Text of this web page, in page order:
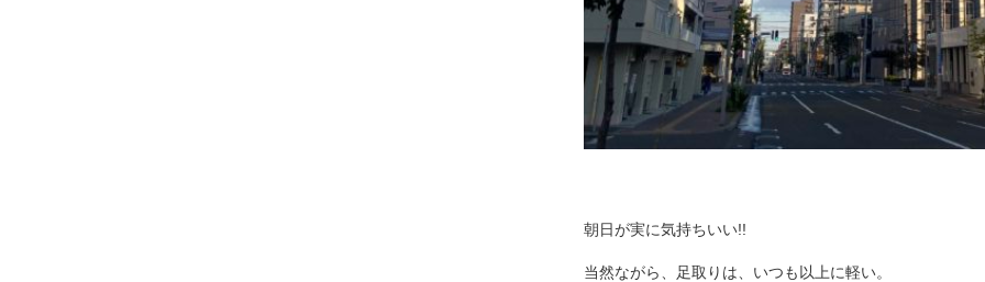
朝日が実に気持ちいい!!
当然ながら、足取りは、いつも以上に軽い。